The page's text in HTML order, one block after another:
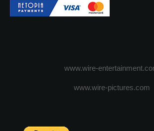
www.wire-
www.wire-pictures.com